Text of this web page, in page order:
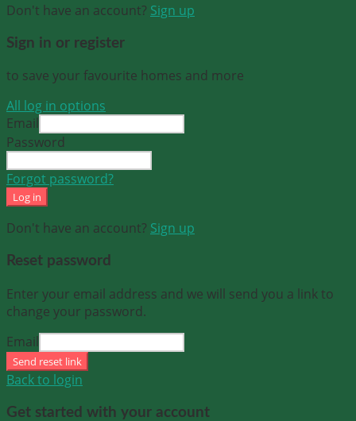
Don't have an account? Sign up
Sign in or register
to save your favourite homes and more
All log in options
Email
Password
Forgot password?
Log in
Don't have an account? Sign up
Reset password
Enter your email address and we will send you a link to
change your password.
Email
Send reset link
Back to login
Get started with your account